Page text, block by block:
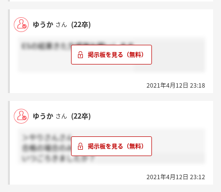
ゆうか さん (22卒)
ESの結果きた方感謝お願いします
2021年4月12日 23:18
ゆうか さん (22卒)
＞やりさんさん
合格の場合のみですかね、、
いつごろきましたか？
2021年4月12日 23:12